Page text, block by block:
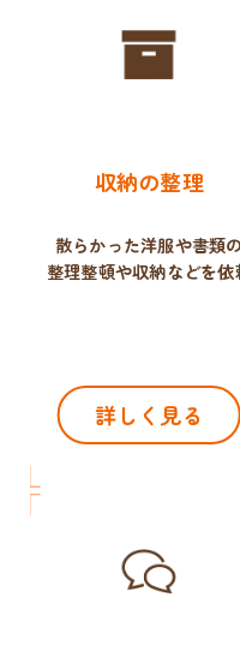
収納の整理
散らかった洋服や書類の
整理整頓や収納などを依
詳しく見る